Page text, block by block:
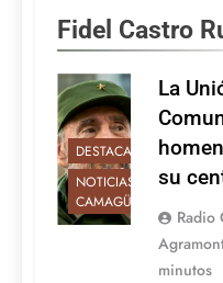
Fidel Castro
DESTACADAS
NOTICIAS DE
CAMAGÜEY
La
su
Radio
minutos